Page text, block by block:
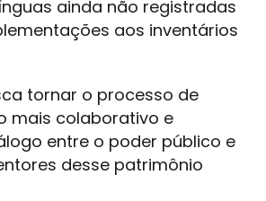
ainda não registradas
aos inventários
tornar o processo de
mais colaborativo e
entre o poder público e
desse patrimônio